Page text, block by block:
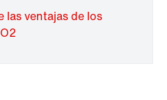
las ventajas de los